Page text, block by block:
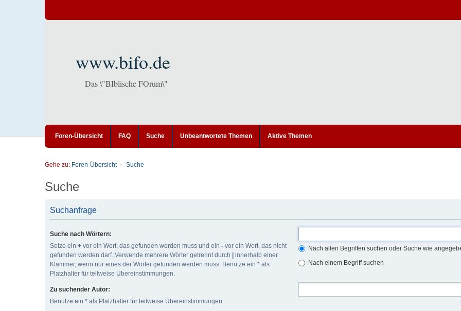
www.bifo.de
Das \"BIblische FOrum\"
Foren-Übersicht FAQ Suche Unbeantwortete Themen Aktive Themen
Gehe zu: Foren-Übersicht Suche
Suche
Suchanfrage
Suche nach Wörtern:
Setze ein + vor ein Wort, das gefunden werden muss und ein - vor ein Wort, das nicht
gefunden werden darf. Verwende mehrere Wörter getrennt durch
innerhalb einer
Klammer, wenn nur eines der Wörter gefunden werden muss. Benutze ein * als
Platzhalter für teilweise Übereinstimmungen.
Nach allen Begriffen suchen oder Suche wie
Nach einem Begriff suchen
Zu suchender Autor:
Benutze ein * als Platzhalter für teilweise Übereinstimmungen.